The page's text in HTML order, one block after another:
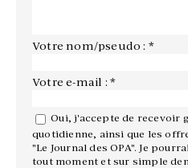
Votre nom/pseudo : *
Votre e-mail : *
Oui, j'accepte de recevoir
quotidienne, ainsi que les
"Le Journal des OPA". Je
tout moment et sur simple